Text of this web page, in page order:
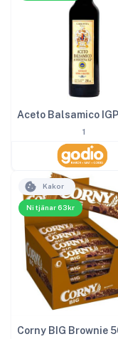
1
Ni tjänar 63kr
Kakor